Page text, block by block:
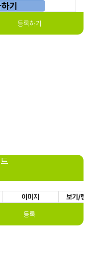
기
등록하기
이미지 보기/
등록